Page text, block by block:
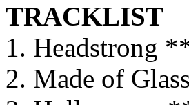
TRACKLIST
1. Headstrong
2. Made of Glass